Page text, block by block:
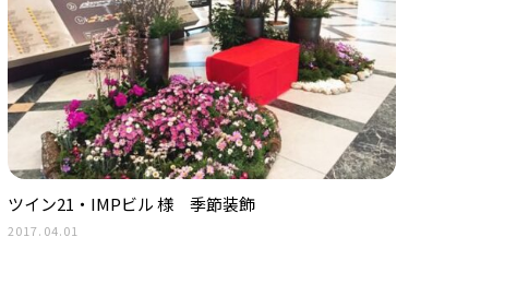
ツイン21・IMPビル 様 季節装飾
2017.04.01